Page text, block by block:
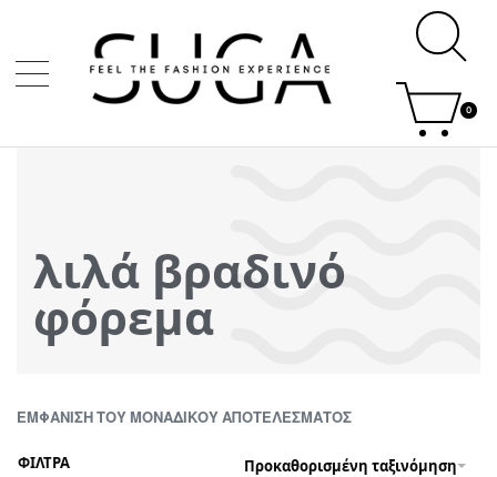
0
λιλά βραδινό
φόρεμα
ΕΜΦΆΝΙΣΗ ΤΟΥ ΜΟΝΑΔΙΚΟΎ ΑΠΟΤΕΛΈΣΜΑΤΟΣ
Προκαθορισμένη ταξινόμηση
ΦΙΛΤΡΑ